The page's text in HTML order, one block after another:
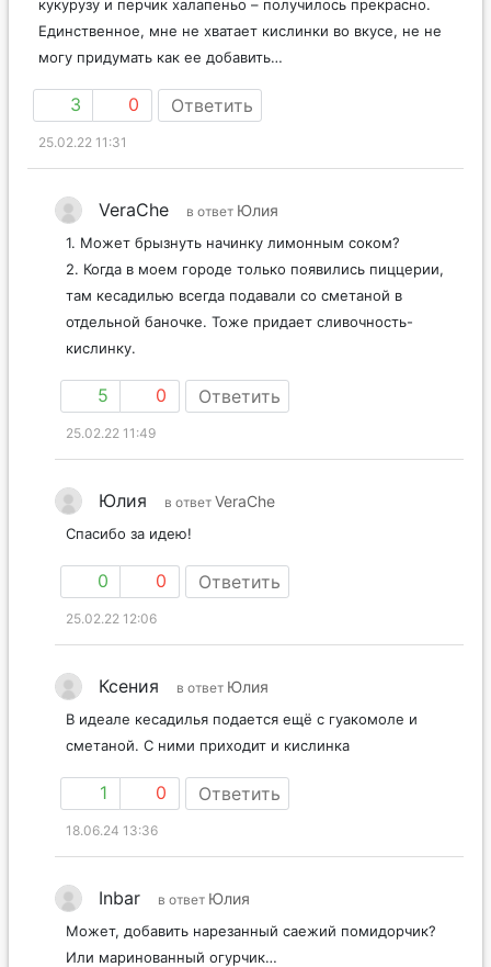
кукурузу и перчик халапеньо – получилось прекрасно.
Единственное, мне не хватает кислинки во вкусе, не не
могу придумать как ее добавить…
3 0 Ответить
25.02.22 11:31
VeraChe в ответ Юлия
1. Может брызнуть начинку лимонным соком?
2. Когда в моем городе только появились пиццерии,
там кесадилью всегда подавали со сметаной в
отдельной баночке. Тоже придает сливочность-
кислинку.
5 0 Ответить
25.02.22 11:49
Юлия в ответ VeraChe
Спасибо за идею!
0 0 Ответить
25.02.22 12:06
Ксения в ответ Юлия
В идеале кесадилья подается ещё с гуакомоле и
сметаной. С ними приходит и кислинка
1 0 Ответить
18.06.24 13:36
Inbar в ответ Юлия
Может, добавить нарезанный саежий помидорчик?
Или маринованный огурчик…